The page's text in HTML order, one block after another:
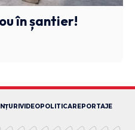
în șantier!
VIDEOPOLITICAREPORTAJE